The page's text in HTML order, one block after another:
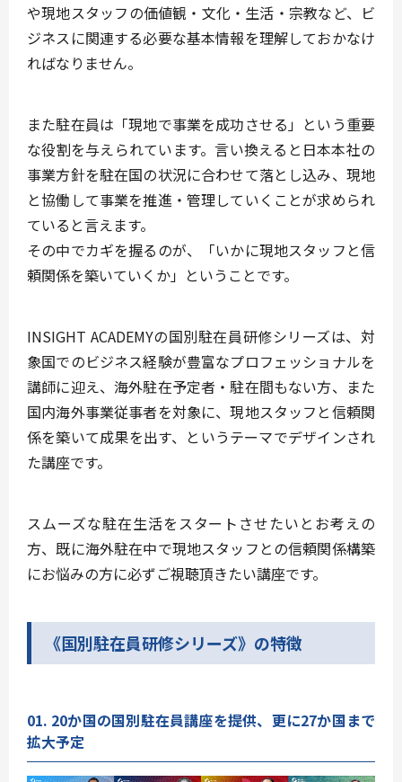
や現地スタッフの価値観・文化・生活・宗教など、ビ
ジネスに関連する必要な基本情報を理解しておかなけ
ればなりません。
また駐在員は「現地で事業を成功させる」という重要
な役割を与えられています。言い換えると日本本社の
事業方針を駐在国の状況に合わせて落とし込み、 現地
と協働して事業を推進・管理していくことが求められ
ていると言えます。
その中でカギを握るのが、「いかに現地スタッフと信
頼関係を築いていくか」ということです。
INSIGHT ACADEMYの国別駐在員研修シリーズは、 対
象国でのビジネス経験が豊富なプロフェッショナルを
講師に迎え、海外駐在予定者・駐在間もない⽅、また
国内海外事業従事者を対象に、現地スタッフと信頼関
係を築いて成果を出す、というテーマでデザインされ
た講座です。
スムーズな駐在生活をスタートさせたいとお考えの
方、既に海外駐在中で現地スタッフとの信頼関係構築
にお悩みの方に必ずご視聴頂きたい講座です。
《国別駐在員研修シリーズ》の特徴
01. 20か国の国別駐在員講座を提供、更に27か国まで
拡大予定